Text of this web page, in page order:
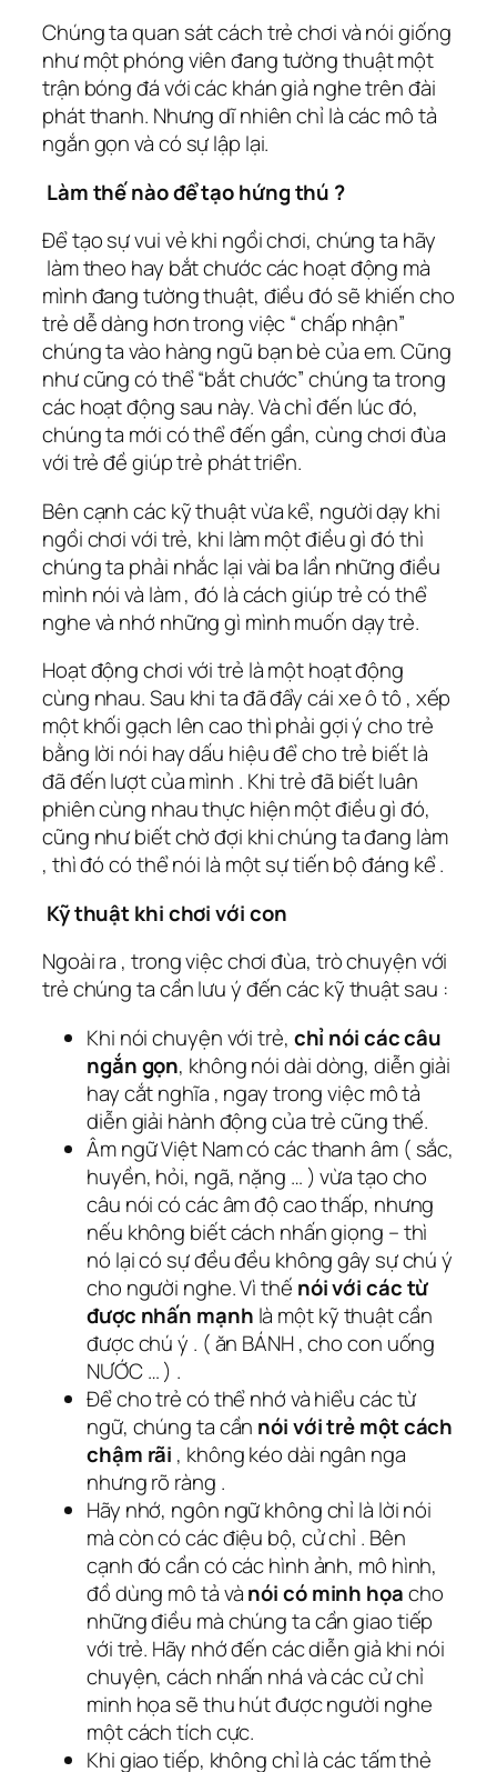
Chúng ta quan sát cách trẻ chơi và nói giống
như một phóng viên đang tường thuật một
trận bóng đá với các khán giả nghe trên đài
phát thanh. Nhưng dĩ nhiên chỉ là các mô tả
ngắn gọn và có sự lập lại.
Làm thế nào để tạo hứng thú ?
Để tạo sự vui vẻ khi ngồi chơi, chúng ta hãy
làm theo hay bắt chước các hoạt động mà
mình đang tường thuật, điều đó sẽ khiến cho
trẻ dễ dàng hơn trong việc “ chấp nhận”
chúng ta vào hàng ngũ bạn bè của em. Cũng
như cũng có thể “bắt chước” chúng ta trong
các hoạt động sau này. Và chỉ đến lúc đó,
chúng ta mới có thể đến gần, cùng chơi đùa
với trẻ đề giúp trẻ phát triển.
Bên cạnh các kỹ thuật vừa kể, người dạy khi
ngồi chơi với trẻ, khi làm một điều gì đó thì
chúng ta phải nhắc lại vài ba lần những điều
mình nói và làm , đó là cách giúp trẻ có thể
nghe và nhớ những gì mình muốn dạy trẻ.
Hoạt động chơi với trẻ là một hoạt động
cùng nhau. Sau khi ta đã đẩy cái xe ô tô , xếp
một khối gạch lên cao thì phải gợi ý cho trẻ
bằng lời nói hay dấu hiệu để cho trẻ biết là
đã đến lượt của mình . Khi trẻ đã biết luân
phiên cùng nhau thực hiện một điều gì đó,
cũng như biết chờ đợi khi chúng ta đang làm
, thì đó có thể nói là một sự tiến bộ đáng kể .
Kỹ thuật khi chơi với con
Ngoài ra , trong việc chơi đùa, trò chuyện với
trẻ chúng ta cần lưu ý đến các kỹ thuật sau :
Khi nói chuyện với trẻ, chỉ nói các câu
ngắn gọn, không nói dài dòng, diễn giải
hay cắt nghĩa , ngay trong việc mô tả
diễn giải hành động của trẻ cũng thế.
Âm ngữ Việt Nam có các thanh âm ( sắc,
huyền, hỏi, ngã, nặng … ) vừa tạo cho
câu nói có các âm độ cao thấp, nhưng
nếu không biết cách nhấn giọng – thì
nó lại có sự đều đều không gây sự chú ý
cho người nghe. Vì thế nói với các từ
được nhấn mạnh là một kỹ thuật cần
được chú ý . ( ăn BÁNH , cho con uống
NƯỚC … ) .
Để cho trẻ có thể nhớ và hiểu các từ
ngữ, chúng ta cần nói với trẻ một cách
chậm rãi , không kéo dài ngân nga
nhưng rõ ràng .
Hãy nhớ, ngôn ngữ không chỉ là lời nói
mà còn có các điệu bộ, cử chỉ . Bên
cạnh đó cần có các hình ảnh, mô hình,
đồ dùng mô tả vànói có minh họacho
những điều mà chúng ta cần giao tiếp
với trẻ. Hãy nhớ đến các diễn giả khi nói
chuyện, cách nhấn nhá và các cử chỉ
minh họa sẽ thu hút được người nghe
một cách tích cực.
Khi giao tiếp, không chỉ là các tấm thẻ